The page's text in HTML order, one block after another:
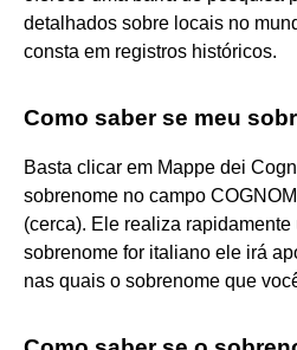
detalhados sobre locais no
consta em registros históricos.
Como saber se meu
Basta clicar em Mappe dei
sobrenome no campo
(cerca). Ele realiza
sobrenome for italiano ele irá
nas quais o sobrenome que